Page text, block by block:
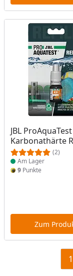
JBL
Karbonathärte
(2)
Produkt am
Am Lager
9 Punkte
Zum
1